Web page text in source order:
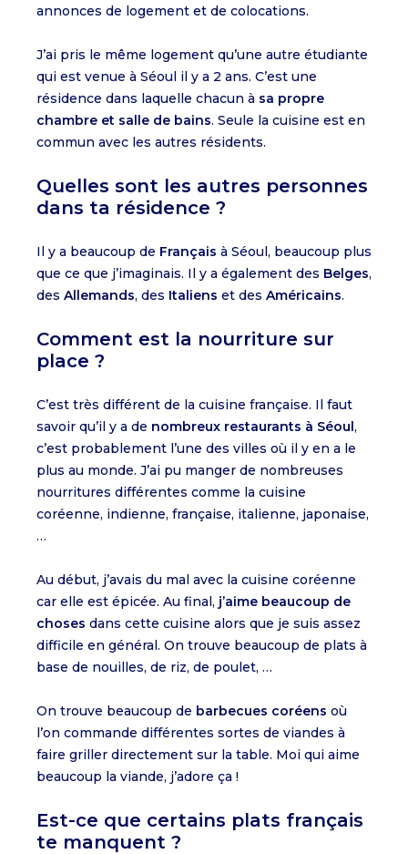
annonces de logement et de colocations.
J’ai pris le même logement qu’une autre étudiante
qui est venue à Séoul il y a 2 ans. C’est une
résidence dans laquelle chacun à sa propre
chambre et salle de bains. Seule la cuisine est en
commun avec les autres résidents.
Quelles sont les autres personnes
dans ta résidence ?
Il y a beaucoup de Français à Séoul, beaucoup plus
que ce que j’imaginais. Il y a également des Belges,
des Allemands, des Italiens et des Américains.
Comment est la nourriture sur
place ?
C’est très différent de la cuisine française. Il faut
savoir qu’il y a de nombreux restaurants à Séoul,
c’est probablement l’une des villes où il y en a le
plus au monde. J’ai pu manger de nombreuses
nourritures différentes comme la cuisine
coréenne, indienne, française, italienne, japonaise,
…
Au début, j’avais du mal avec la cuisine coréenne
car elle est épicée. Au final, j’aime beaucoup de
choses dans cette cuisine alors que je suis assez
difficile en général. On trouve beaucoup de plats à
base de nouilles, de riz, de poulet, …
On trouve beaucoup de barbecues coréens où
l’on commande différentes sortes de viandes à
faire griller directement sur la table. Moi qui aime
beaucoup la viande, j’adore ça !
Est-ce que certains plats français
te manquent ?